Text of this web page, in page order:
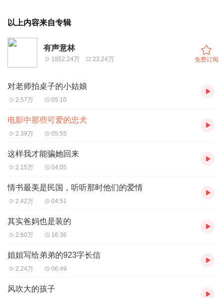
以上内容来自专辑
有声意林
1852.24万 23.24万 免费订阅
对老师拍桌子的小姑娘
2.57万 05:10
电影中那些可爱的忠犬
2.39万 05:55
这样我才能骗她回来
2.15万 04:05
情书最美是民国，听听那时他们的爱情
2.42万 04:51
其实爸妈也是装的
2.60万 16:36
姐姐写给弟弟的923字长信
2.24万 06:49
风吹大的孩子